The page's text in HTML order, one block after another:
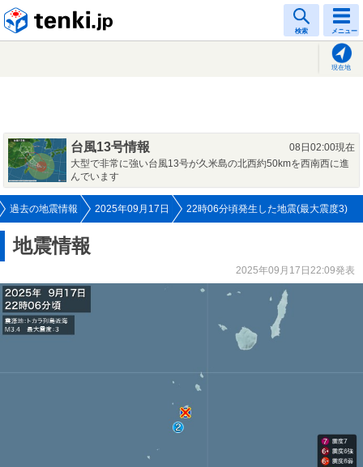
検索 メニュー
現在地
台風13号情報
08日02:00現在
大型で非常に強い台風13号が久米島の北西約50kmを西南西に進
んでいます
過去の地震情報 2025年09月17日 22時06分頃発生した地震(最大震度3)
地震情報
2025年09月17日22:09発表